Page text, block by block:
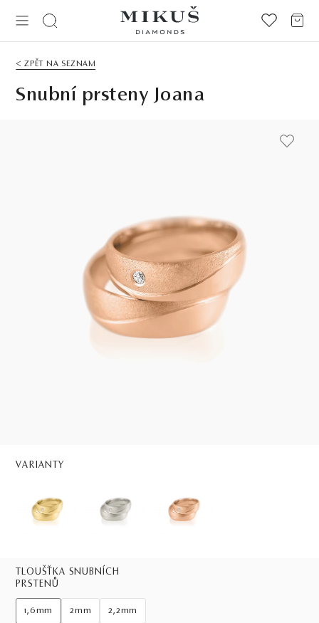
< ZPĚT NA SEZNAM
Snubní prsteny Joana
VARIANTY
TLOUŠŤKA SNUBNÍCH
PRSTENŮ
1,6mm 2mm 2,2mm